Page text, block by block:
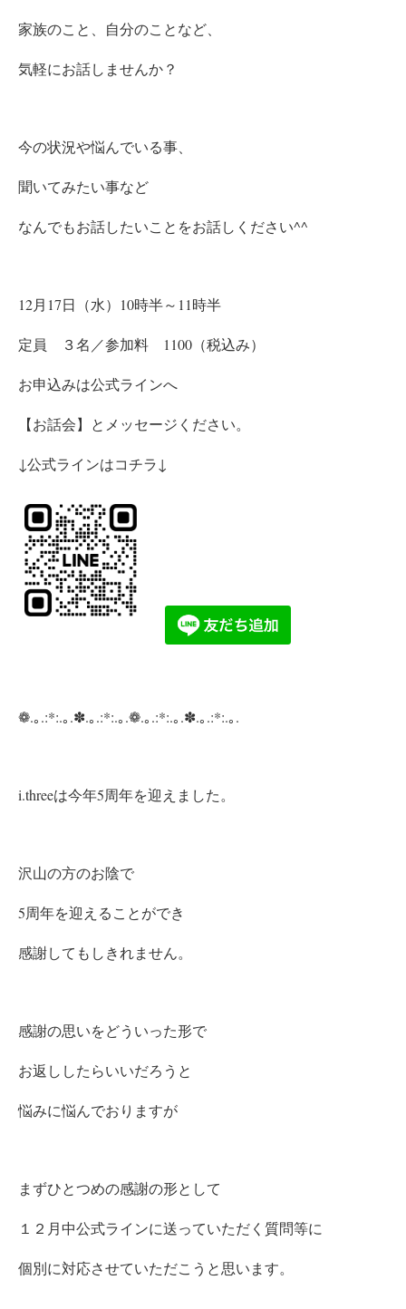
家族のこと、自分のことなど、
気軽にお話しませんか？
今の状況や悩んでいる事、
聞いてみたい事など
なんでもお話したいことをお話しください^^
12月17日（水）10時半～11時半
定員 ３名／参加料 1100（税込み）
お申込みは公式ラインへ
【お話会】とメッセージください。
↓公式ラインはコチラ↓
❁.｡.:*:.｡.✽.｡.:*:.｡.❁.｡.:*:.｡.✽.｡.:*:.｡.
i.threeは今年5周年を迎えました。
沢山の方のお陰で
5周年を迎えることができ
感謝してもしきれません。
感謝の思いをどういった形で
お返ししたらいいだろうと
悩みに悩んでおりますが
まずひとつめの感謝の形として
１２月中公式ラインに送っていただく質問等に
個別に対応させていただこうと思います。